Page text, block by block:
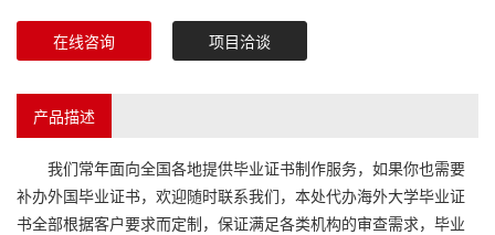
在线咨询 项目洽谈
产品描述
我们常年面向全国各地提供毕业证书制作服务，如果你也需要
补办外国毕业证书，欢迎随时联系我们，本处代办海外大学毕业证
书全部根据客户要求而定制，保证满足各类机构的审查需求，毕业